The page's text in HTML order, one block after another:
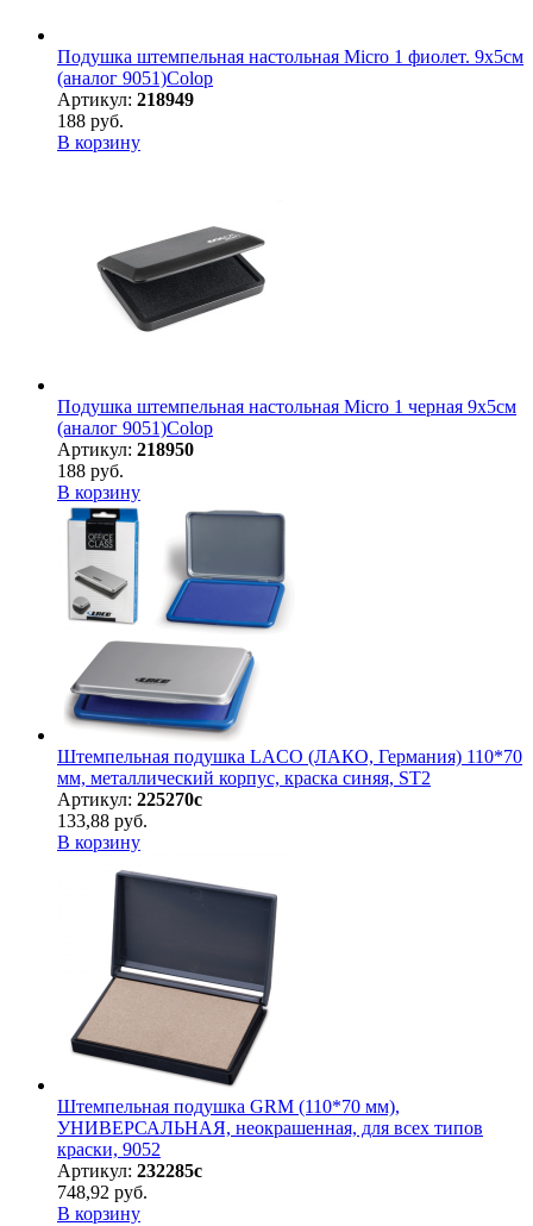
Подушка штемпельная настольная Micro 1 фиолет. 9х5см
(аналог 9051)Colop
Артикул: 218949
188 руб.
В корзину
Подушка штемпельная настольная Micro 1 черная 9х5см
(аналог 9051)Colop
Артикул: 218950
188 руб.
В корзину
Штемпельная подушка LACO (ЛАКО, Германия) 110*70
мм, металлический корпус, краска синяя, ST2
Артикул: 225270с
133,88 руб.
В корзину
Штемпельная подушка GRM (110*70 мм),
УНИВЕРСАЛЬНАЯ, неокрашенная, для всех типов
краски, 9052
Артикул: 232285с
748,92 руб.
В корзину